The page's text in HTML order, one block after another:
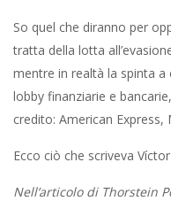
So quel che diranno per
tratta della lotta
mentre in realtà la spinta
lobby finanziarie e
credito: American Express,
Ecco ciò che scriveva
Nell’articolo di Thorstein